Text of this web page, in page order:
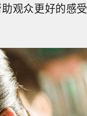
观众更好的感受